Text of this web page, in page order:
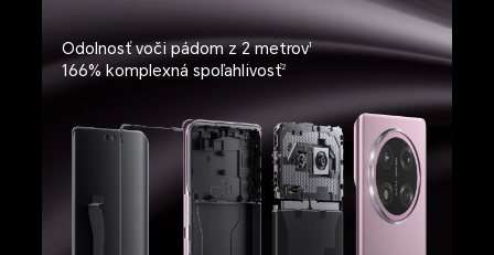
Odolnosť voči pádom z 2 metrov1
166% komplexná spoľahlivosť2